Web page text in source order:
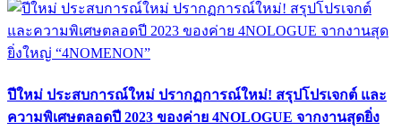
ปีใหม่ ประสบการณ์ใหม่ ปรากฏการณ์ใหม่! สรุปโปรเจกต์ และ
ความพิเศษตลอดปี 2023 ของค่าย 4NOLOGUE จากงานสุดยิ่ง